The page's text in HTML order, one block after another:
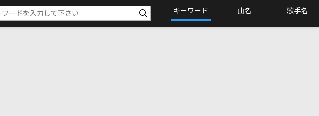
キーワード 曲名 歌手名